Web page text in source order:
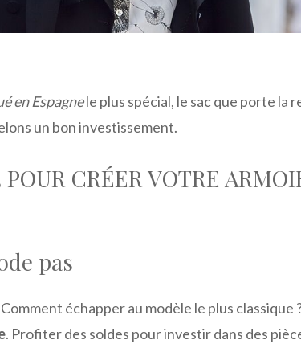
en Espagnele plus spécial, le sac que porte la
un bon investissement.
CRÉER VOTRE
pas
échapper au modèle le plus classique
. Profiter des soldes pour investir dans des